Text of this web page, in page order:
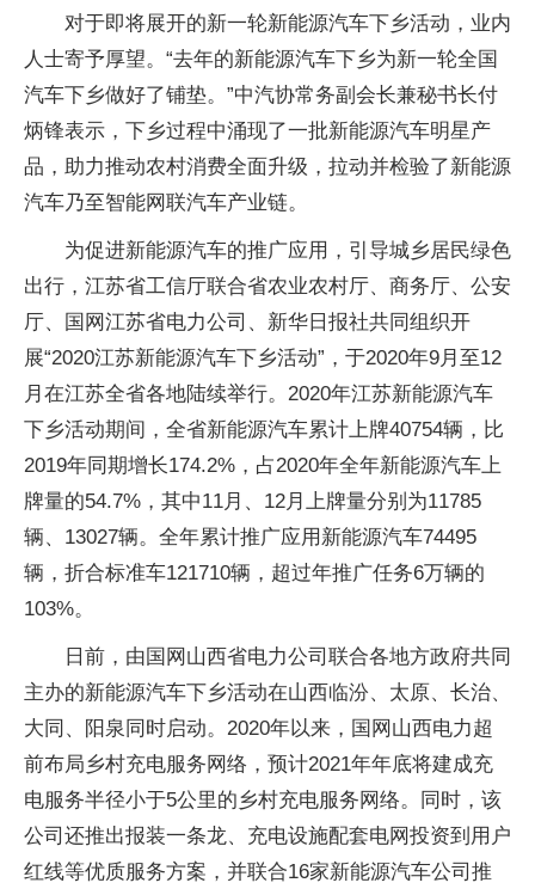
对于即将展开的新一轮新能源汽车下乡活动，业内
人士寄予厚望。“去年的新能源汽车下乡为新一轮全国
汽车下乡做好了铺垫。”中汽协常务副会长兼秘书长付
炳锋表示，下乡过程中涌现了一批新能源汽车明星产
品，助力推动农村消费全面升级，拉动并检验了新能源
汽车乃至智能网联汽车产业链。
为促进新能源汽车的推广应用，引导城乡居民绿色
出行，江苏省工信厅联合省农业农村厅、商务厅、公安
厅、国网江苏省电力公司、新华日报社共同组织开
展“2020江苏新能源汽车下乡活动”，于2020年9月至12
月在江苏全省各地陆续举行。2020年江苏新能源汽车
下乡活动期间，全省新能源汽车累计上牌40754辆，比
2019年同期增长174.2%，占2020年全年新能源汽车上
牌量的54.7%，其中11月、12月上牌量分别为11785
辆、13027辆。全年累计推广应用新能源汽车74495
辆，折合标准车121710辆，超过年推广任务6万辆的
103%。
日前，由国网山西省电力公司联合各地方政府共同
主办的新能源汽车下乡活动在山西临汾、太原、长治、
大同、阳泉同时启动。2020年以来，国网山西电力超
前布局乡村充电服务网络，预计2021年年底将建成充
电服务半径小于5公里的乡村充电服务网络。同时，该
公司还推出报装一条龙、充电设施配套电网投资到用户
红线等优质服务方案，并联合16家新能源汽车公司推